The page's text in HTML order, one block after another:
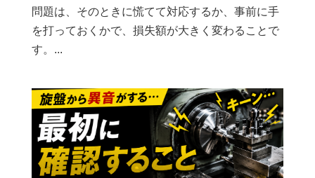
問題は、そのときに慌てて対応するか、事前に手
を打っておくかで、損失額が大きく変わることで
す。...